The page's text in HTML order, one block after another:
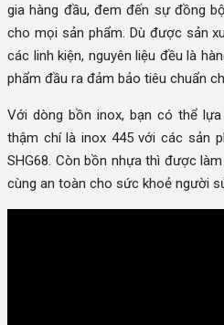
gia hàng đầu, đem đến sự đồng
cho mọi sản phẩm. Dù được sản
các linh kiện, nguyên liệu đều là
phẩm đầu ra đảm bảo tiêu chuẩn
Với dòng bồn inox, bạn có thể
thậm chí là inox 445 với các sản
SHG68. Còn bồn nhựa thì được
cùng an toàn cho sức khoẻ người